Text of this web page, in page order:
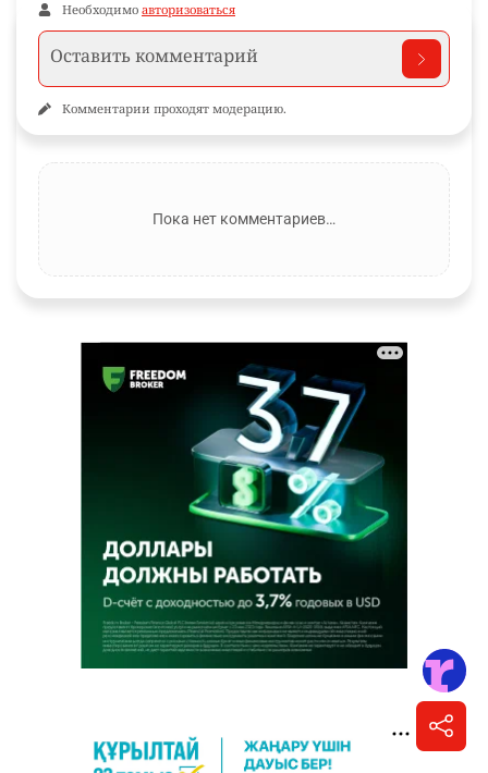
Необходимо авторизоваться
Комментарии проходят модерацию.
Пока нет комментариев…